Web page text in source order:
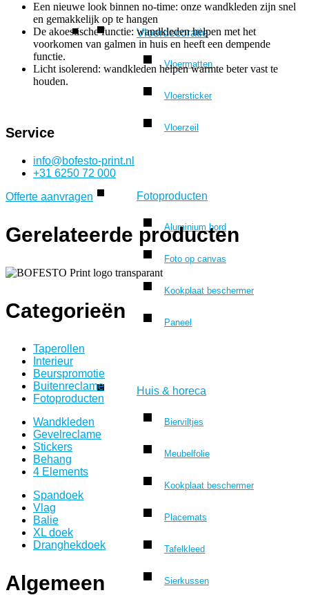
Vloerdecoratie
Vloermatten
Vloersticker
Vloerzeil
Fotoproducten
Aluminium bord
Foto op canvas
Kookplaat beschermer
Paneel
Huis & horeca
Bierviltjes
Meubelfolie
Kookplaat beschermer
Placemats
Tafelkleed
Sierkussen
Een nieuwe look binnen no-time: onze wandkleden zijn snel
en gemakkelijk op te hangen
De akoestische functie: wandkleden helpen met het
voorkomen van galmen in huis en heeft een dempende
functie.
Licht isolerend: wandkleden helpen warmte beter vast te
houden.
Service
info@bofesto-print.nl
+31 6250 72 000
Offerte aanvragen
Gerelateerde producten
Categorieën
Taperollen
Interieur
Beurspromotie
Buitenreclame
Fotoproducten
Wandkleden
Gevelreclame
Stickers
Behang
4 Elements
Spandoek
Vlag
Balie
XL doek
Dranghekdoek
Algemeen